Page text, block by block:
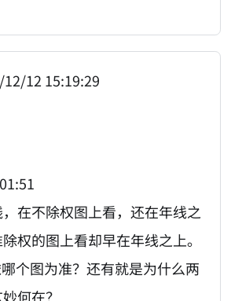
12 15:19:29
在不除权图上看，还在年线之
权的图上看却早在年线之上。
个图为准？还有就是为什么两
何在？